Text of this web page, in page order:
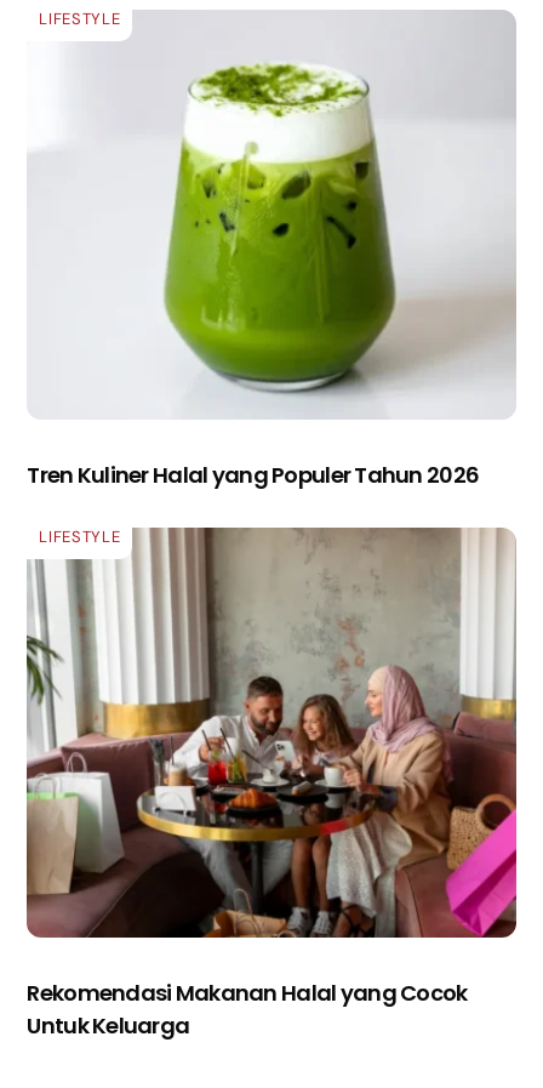
LIFESTYLE
Tren Kuliner Halal yang Populer Tahun 2026
LIFESTYLE
Rekomendasi Makanan Halal yang Cocok
Untuk Keluarga